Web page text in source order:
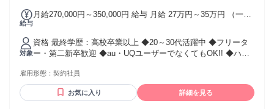
給与
月給270,000円～350,000円 給与 月給 27万円～35万円 （一律
いたします。 ＜社歴や年齢関係なく昇給・昇進も！＞ 早期に
ステップアップも可能です。 あなたの頑張りは公正に評価し
ます。 交通費：交通費支給 ※交通費は月額10万円まで
対象
資格 最終学歴：高校卒業以上 ◆20～30代活躍中 ◆フリータ
ー・第二新卒歓迎 ◆au・UQユーザーでなくてもOK!! ◆ハロ
範囲での店舗異動があります。 【こんな方にピッタリ！】 ・
常に成長を求め、自ら考え行動できる方 ・変化をチャンスと
捉え、失敗を恐れず挑戦できる方 ・お客様に新しい喜びや感
雇用形態： 契約社員
お気に入り 詳細を見る